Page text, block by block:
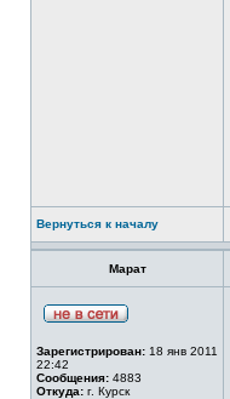
Вернуться к началу
Марат
Зарегистрирован: 18 янв 2011
22:42
Сообщения: 4883
Откуда: г. Курск